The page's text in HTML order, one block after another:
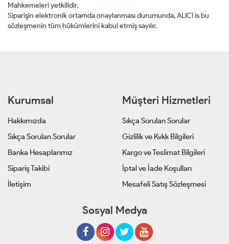
Mahkemeleri yetkilidir.
Siparişin elektronik ortamda onaylanması durumunda, ALICI is bu
sözleşmenin tüm hükümlerini kabul etmiş sayılır.
Kurumsal
Hakkımızda
Sıkça Sorulan Sorular
Banka Hesaplarımız
Sipariş Takibi
İletişim
Müşteri Hizmetleri
Sıkça Sorulan Sorular
Gizlilik ve Kvkk Bilgileri
Kargo ve Teslimat Bilgileri
İptal ve İade Koşulları
Mesafeli Satış Sözleşmesi
Sosyal Medya